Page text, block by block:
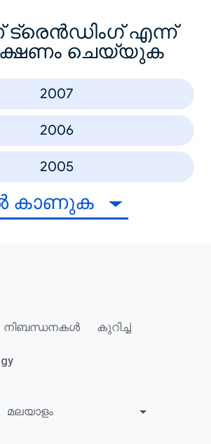
എന്ന്
ചെയ്യുക
2007
2006
2005
കാണുക
നിബന്ധനകൾ കുറിച്ച്